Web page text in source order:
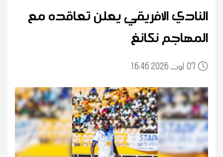
النادي الافريقي يعلن تعاقده مع
المهاجم نكانغ
0716:46 2026 أوت